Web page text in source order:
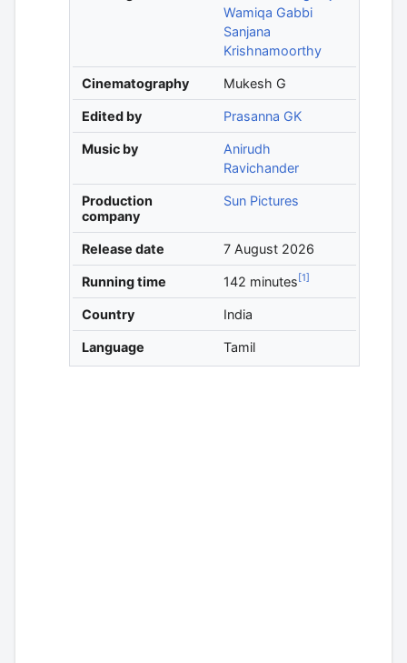
Wamiqa Gabbi
Sanjana
Krishnamoorthy
Cinematography Mukesh G
Edited by Prasanna GK
Music by
Anirudh
Ravichander
Production
company
Sun Pictures
Release date 7 August 2026
Running time 142 minutes[1]
Country India
Language Tamil